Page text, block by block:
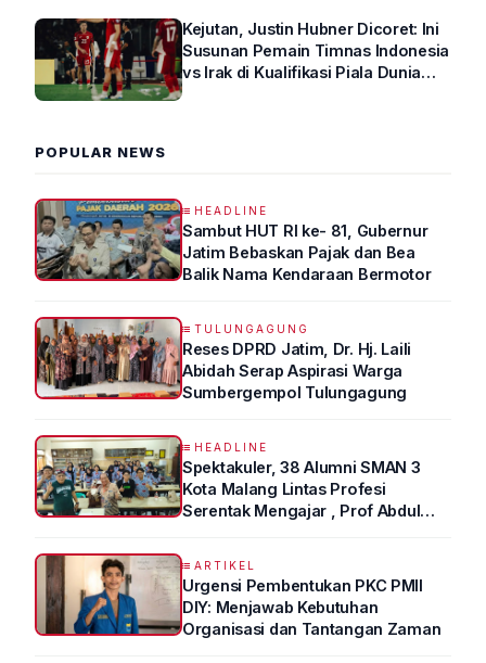
Kejutan, Justin Hubner Dicoret: Ini
Susunan Pemain Timnas Indonesia
vs Irak di Kualifikasi Piala Dunia
POPULAR NEWS
HEADLINE
Sambut HUT RI ke- 81, Gubernur
Jatim Bebaskan Pajak dan Bea
Balik Nama Kendaraan Bermotor
TULUNGAGUNG
Reses DPRD Jatim, Dr. Hj. Laili
Abidah Serap Aspirasi Warga
Sumbergempol Tulungagung
HEADLINE
Spektakuler, 38 Alumni SMAN 3
Kota Malang Lintas Profesi
Serentak Mengajar , Prof Abdul
ARTIKEL
Urgensi Pembentukan PKC PMII
DIY: Menjawab Kebutuhan
Organisasi dan Tantangan Zaman